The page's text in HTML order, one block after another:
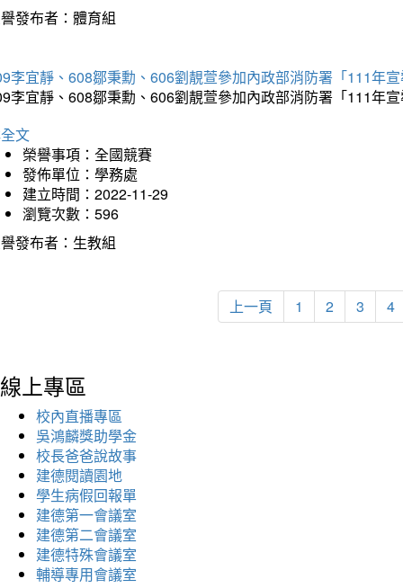
發布者：體育組
李宜靜、608鄒秉勳、606劉靚萱參加內政部消防署「111年
李宜靜、608鄒秉勳、606劉靚萱參加內政部消防署「111年
文
榮譽事項：全國競賽
發佈單位：學務處
建立時間：2022-11-29
瀏覽次數：596
發布者：生教組
上一頁 1 2 3 4
線上專區
校內直播專區
吳鴻麟獎助學金
校長爸爸說故事
建德閱讀園地
學生病假回報單
建德第一會議室
建德第二會議室
建德特殊會議室
輔導專用會議室